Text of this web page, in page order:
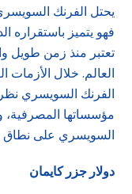
يحتل الفرنك
فهو يتميز
تعتبر منذ زمن طويل
العالم. خلال الأزمات
الفرنك السويسري
مؤسساتها المصرفية،
السويسري على نطاق
دولار جزر كايمان